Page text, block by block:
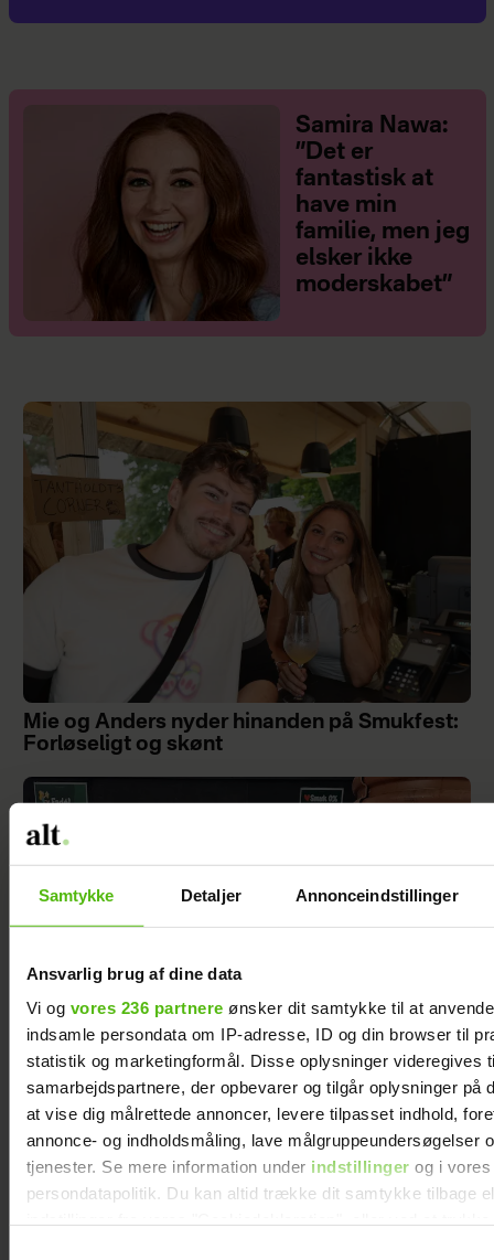
Samtykke Detaljer Annonceindstillinger
Ansvarlig brug af dine data
Vi og vores 236 partnere ønsker dit samtykke til at
indsamle persondata om IP-adresse, ID og din browser til
statistik og marketingformål. Disse oplysninger videregives
samarbejdspartnere, der opbevarer og tilgår oplysninger på
at vise dig målrettede annoncer, levere tilpasset indhold,
annonce- og indholdsmåling, lave målgruppeundersøgelser
tjenester. Se mere information under indstillinger og i vores
persondatapolitik. Du kan altid trække dit samtykke tilbage
Samira Nawa:
”Det er
fantastisk at
have min
familie, men jeg
elsker ikke
moderskabet”
Mie og Anders nyder hinanden på Smukfest:
Forløseligt og skønt
Romantik på Smukfest: Sådan scorede
Christel kæresten